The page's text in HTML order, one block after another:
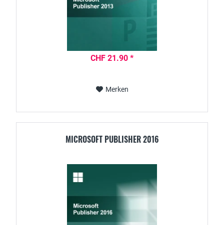
CHF 21.90 *
Merken
MICROSOFT PUBLISHER 2016